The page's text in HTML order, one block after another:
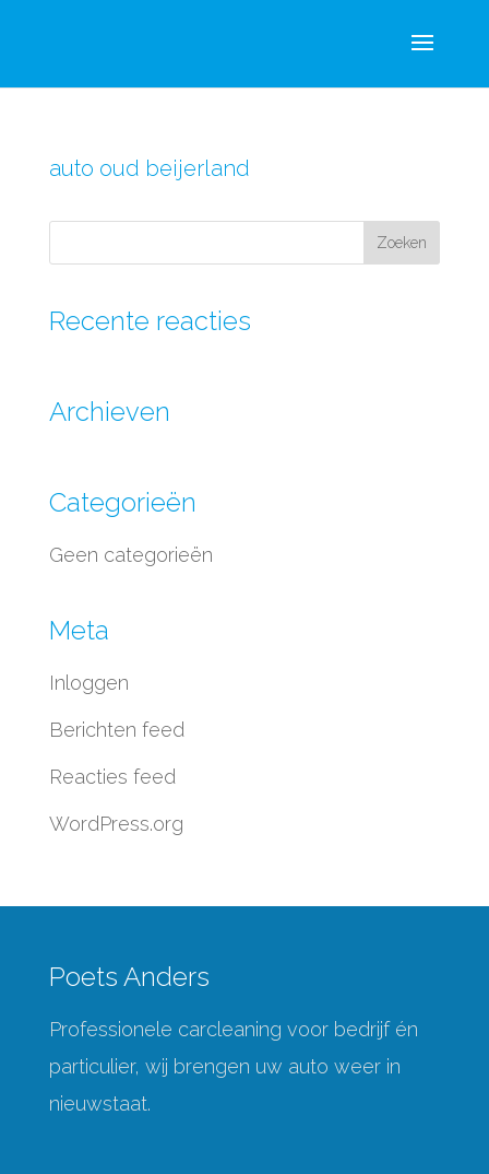
auto oud beijerland
Recente reacties
Archieven
Categorieën
Geen categorieën
Meta
Inloggen
Berichten feed
Reacties feed
WordPress.org
Poets Anders
Professionele carcleaning voor bedrijf én
particulier, wij brengen uw auto weer in
nieuwstaat.